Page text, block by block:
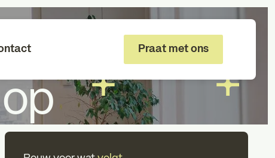
Praat met ons
uw eerste